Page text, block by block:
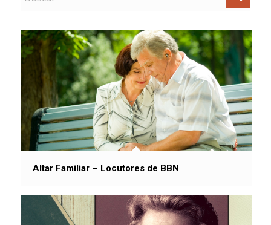
Altar Familiar – Locutores de BBN